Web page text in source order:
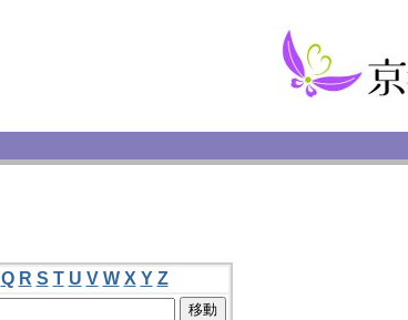
Q R S T U V W X Y Z